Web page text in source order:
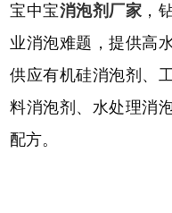
宝中宝消泡剂厂家 ，
业消泡难题，提供高
供应有机硅消泡剂、
料消泡剂、水处理消
配方。